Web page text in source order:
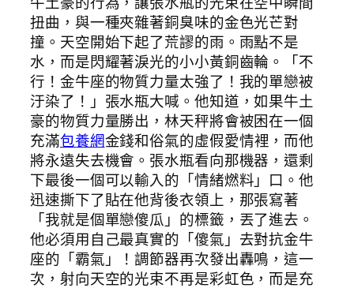
扭曲，與一種夾雜著銅臭味的金色光芒對
撞。天空開始下起了荒謬的雨。雨點不是
水，而是閃耀著淚光的小小黃銅齒輪。「不
行！金牛座的物質力量太強了！我的單戀被
汙染了！」張水瓶大喊。他知道，如果牛土
豪的物質力量勝出，林天秤將會被困在一個
充滿包養網金錢和俗氣的虛假愛情裡，而他
將永遠失去機會。張水瓶看向那機器，還剩
下最後一個可以輸入的「情緒燃料」口。他
迅速撕下了貼在他背後衣領上，那張寫著
「我就是個單戀傻瓜」的標籤，丟了進去。
他必須用自己最真實的「傻氣」去對抗金牛
座的「霸氣」！調節器再次發出轟鳴，這一
次，射向天空的光束不再是彩虹色，而是充